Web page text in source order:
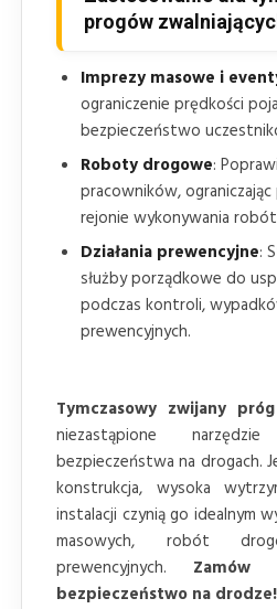
progów
Imprezy masowe i
ograniczenie prędkości
bezpieczeństwo
Roboty drogowe:
pracowników,
rejonie wykonywania
Działania prewencyjne:
służby porządkowe do
podczas kontroli,
prewencyjnych.
Tymczasowy zwijany
niezastąpione
bezpieczeństwa na drogach.
konstrukcja, wysoka
instalacji czynią go idealnym
masowych, robót
prewencyjnych.
bezpieczeństwo na drodze!